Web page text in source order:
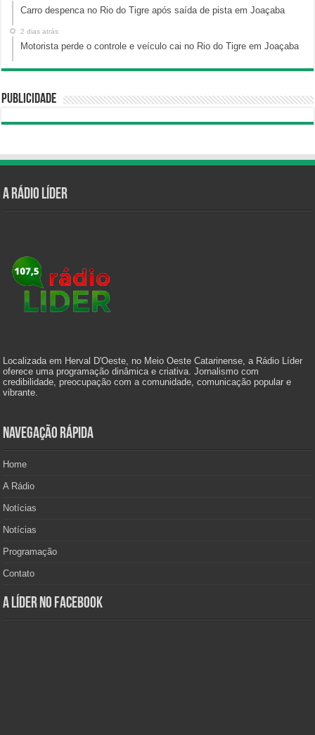
Carro despenca no Rio do Tigre após saída de pista em Joaçaba
2 dias atrás
Motorista perde o controle e veículo cai no Rio do Tigre em Joaçaba
Publicidade
A Rádio Líder
Localizada em Herval D'Oeste, no Meio Oeste Catarinense, a Rádio Líder
oferece uma programação dinâmica e criativa. Jornalismo com
credibilidade, preocupação com a comunidade, comunicação popular e
vibrante.
Navegação Rápida
Home
A Rádio
Notícias
Notícias
Programação
Contato
A Líder no Facebook